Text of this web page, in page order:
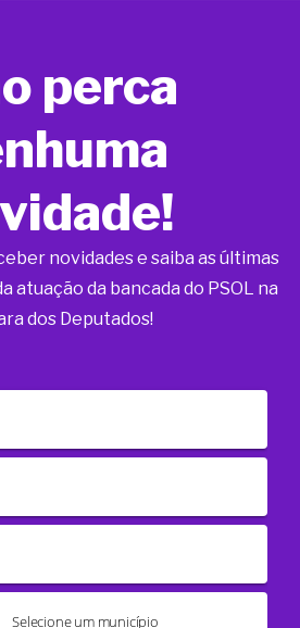
perca
novidades e saiba as últimas
atuação da bancada do PSOL na
dos Deputados!